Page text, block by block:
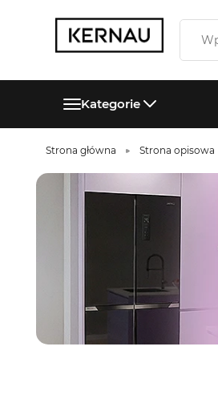
Kategorie
Strona główna Strona opisowa